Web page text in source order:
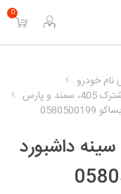
0
نام خودرو
سمند و پارس
سینه داشبورد